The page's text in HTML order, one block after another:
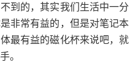
到的，其实我们生活中一分
非常有益的，但是对笔记本
最有益的磁化杯来说吧，就
。